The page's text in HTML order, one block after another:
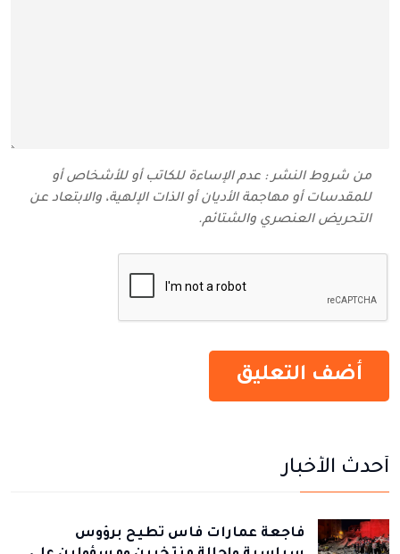
من شروط النشر : عدم الإساءة للكاتب أو للأشخاص أو
للمقدسات أو مهاجمة الأديان أو الذات الإلهية، والابتعاد عن
التحريض العنصري والشتائم‬.
أحدث الأخبار
فاجعة عمارات فاس تطيح برؤوس